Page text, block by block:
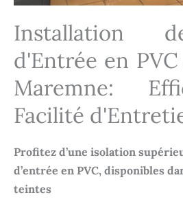
Installation
d'Entrée en
Maremne:
Facilité
Profitez d’une isolation
d’entrée en PVC, disponibles
teintes